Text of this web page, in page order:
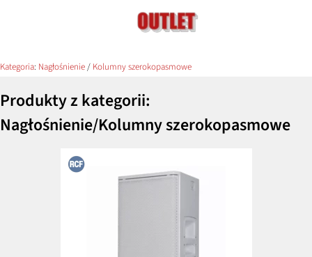
Kategoria: Nagłośnienie/ Kolumny szerokopasmowe
Produkty z kategorii:
Nagłośnienie/Kolumny szerokopasmowe